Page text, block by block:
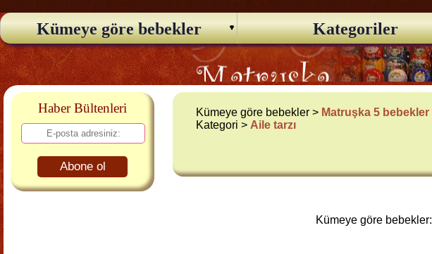
Kümeye göre bebekler Kategoriler
Haber Bültenleri
Abone ol
Kümeye göre bebekler > Matruşka 5 bebekler
Kategori > Aile tarzı
Kümeye göre bebekler: